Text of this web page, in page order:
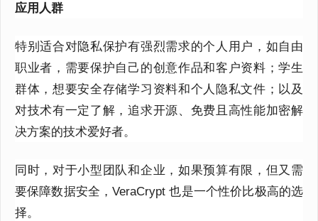
应用人群
特别适合对隐私保护有强烈需求的个人用户，如自由
职业者，需要保护自己的创意作品和客户资料；学生
群体，想要安全存储学习资料和个人隐私文件；以及
对技术有一定了解，追求开源、免费且高性能加密解
决方案的技术爱好者。
同时，对于小型团队和企业，如果预算有限，但又需
要保障数据安全，VeraCrypt也是一个性价比极高的选
择。